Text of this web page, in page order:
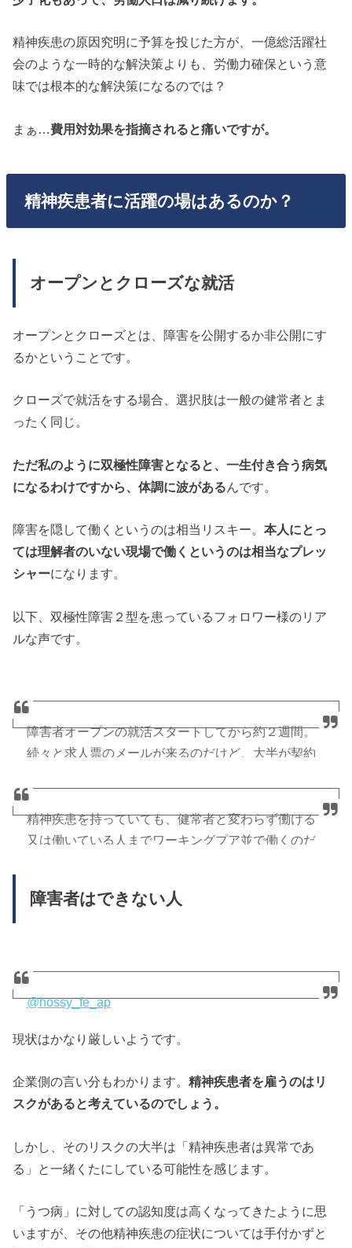
精神疾患の原因究明に予算を投じた方が、一億総活躍社
会のような一時的な解決策よりも、労働力確保という意
味では根本的な解決策になるのでは？
まぁ…費用対効果を指摘されると痛いですが。
精神疾患者に活躍の場はあるのか？
オープンとクローズな就活
オープンとクローズとは、障害を公開するか非公開にす
るかということです。
クローズで就活をする場合、選択肢は一般の健常者とま
ったく同じ。
ただ私のように双極性障害となると、一生付き合う病気
になるわけですから、体調に波があるんです。
障害を隠して働くというのは相当リスキー。本人にとっ
ては理解者のいない現場で働くというのは相当なプレッ
シャーになります。
以下、双極性障害２型を患っているフォロワー様のリア
ルな声です。
障害者オープンの就活スタートしてから約２週間。
続々と求人票のメールが来るのだけど、大半が契約
ても、それに毛が生えてギリギリ上回っているだけ
に過ぎない。精神疾患持つ人を採用するのはリスク
があるから仕方がないという事なのだろうが(続) —
2016年5月18日
精神疾患を持っていても、健常者と変わらず働ける
又は働いている人までワーキングプア並で働くのだ
にすると聞いた。それはそれで正しいかもしれない
2016年5月18日
障害者はできない人
@hossy_fe_ap
そうですね。私も今までクローズドで働いていたの
にする、ではなく障害者を｢できない人｣と決めて、
ワーキングプアを量産する政策に見えてきました。
たが — じゃすたうぇい@国産 (@jastaway_gt)
現状はかなり厳しいようです。
企業側の言い分もわかります。精神疾患者を雇うのはリ
スクがあると考えているのでしょう。
しかし、そのリスクの大半は「精神疾患者は異常であ
る」と一緒くたにしている可能性を感じます。
「うつ病」に対しての認知度は高くなってきたように思
いますが、その他精神疾患の症状については手付かずと